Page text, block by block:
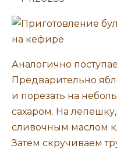
Аналогично
Предварительно
и порезать на
сахаром. На
сливочным маслом
Затем скручиваем